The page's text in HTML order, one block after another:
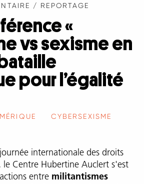
/ REPORTAGE
«
vs sexisme en
pour l’égalité
CYBERSEXISME
internationale des droits
le Centre Hubertine Auclert s'est
entre militantismes